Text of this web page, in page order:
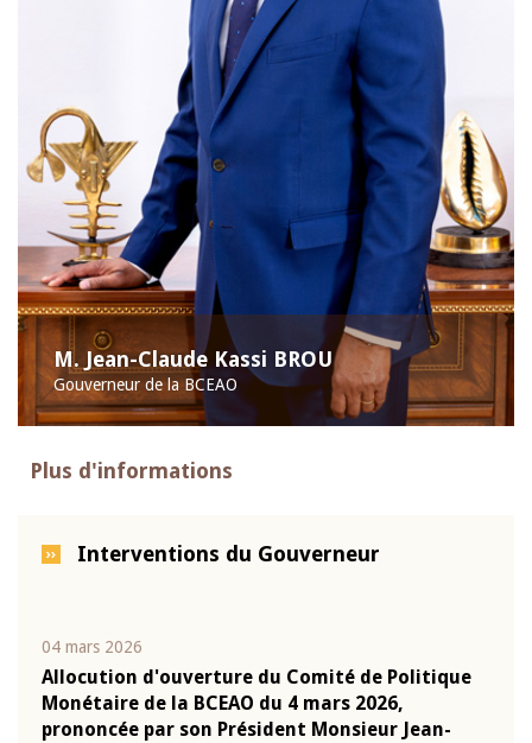
M. Jean-Claude Kassi BROU
Gouverneur de la BCEAO
Plus d'informations
Interventions du Gouverneur
04 mars 2026
Allocution d'ouverture du Comité de Politique
Monétaire de la BCEAO du 4 mars 2026,
prononcée par son Président Monsieur Jean-